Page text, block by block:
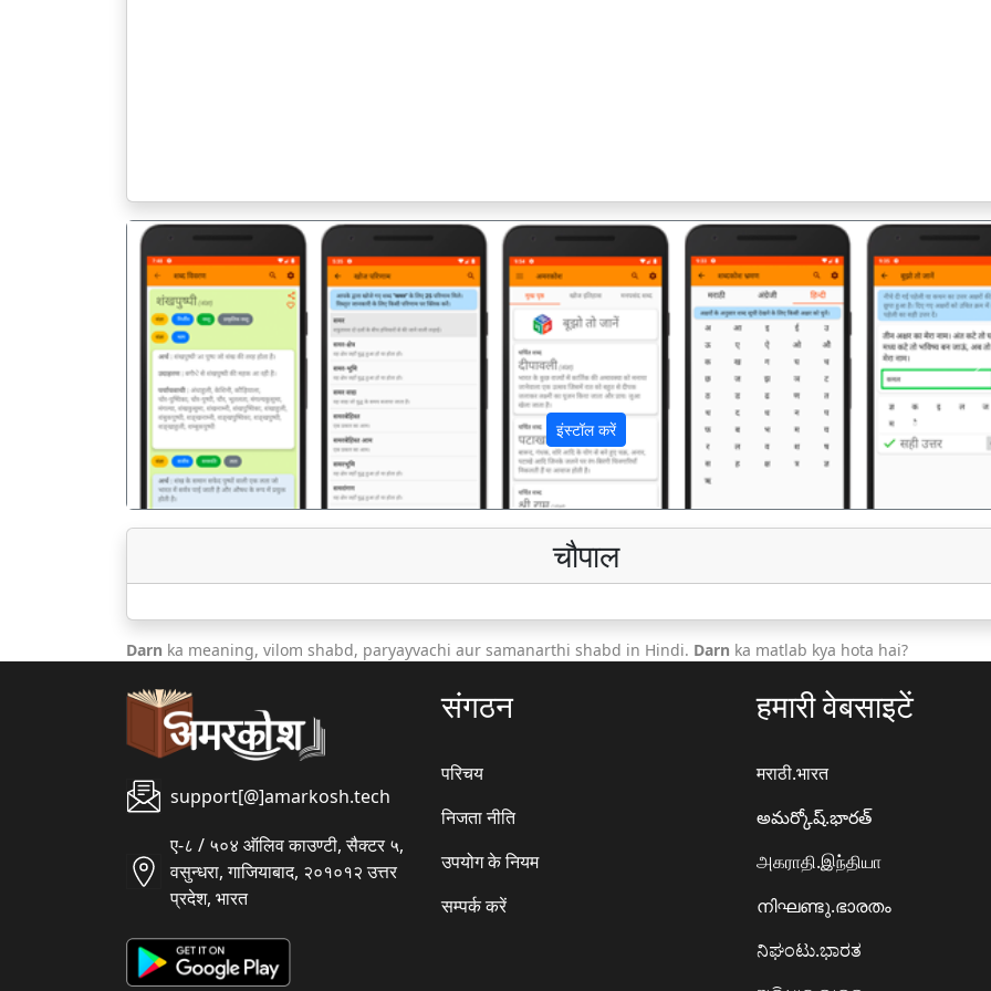
इंस्टॉल करें
पिछला
चौपाल
Darn ka meaning, vilom shabd, paryayvachi aur samanarthi shabd in Hindi. Darn ka matlab kya hota hai?
support[@]amarkosh.tech
ए-८ / ५०४ ऑलिव काउण्टी, सैक्टर ५,
वसुन्धरा, गाजियाबाद, २०१०१२ उत्तर
प्रदेश, भारत
संगठन
परिचय
निजता नीति
उपयोग के नियम
सम्पर्क करें
हमारी वेबसाइटें
मराठी.भारत
అమర్కోష్.భారత్
அகராதி.இந்தியா
നിഘണ്ടു.ഭാരതം
ನಿಘಂಟು.ಭಾರತ